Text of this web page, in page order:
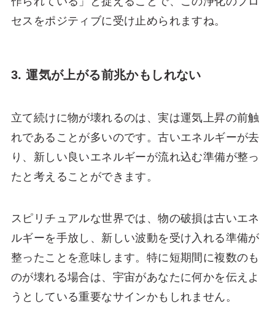
セスをポジティブに受け止められますね。
3. 運気が上がる前兆かもしれない
立て続けに物が壊れるのは、実は運気上昇の前触
れであることが多いのです。古いエネルギーが去
り、新しい良いエネルギーが流れ込む準備が整っ
たと考えることができます。
スピリチュアルな世界では、物の破損は古いエネ
ルギーを手放し、新しい波動を受け入れる準備が
整ったことを意味します。特に短期間に複数のも
のが壊れる場合は、宇宙があなたに何かを伝えよ
うとしている重要なサインかもしれません。